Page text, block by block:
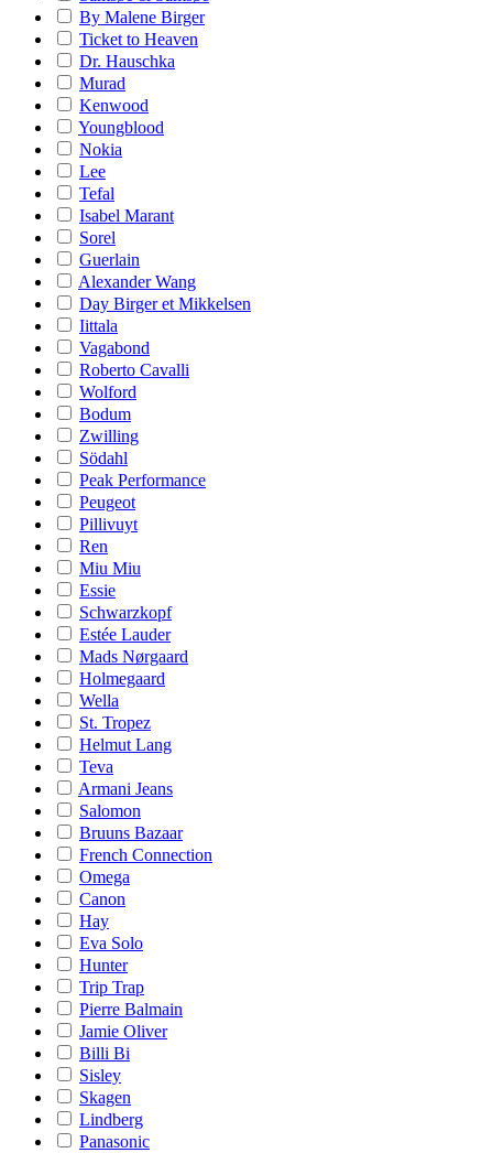
By Malene Birger
Ticket to Heaven
Dr. Hauschka
Murad
Kenwood
Youngblood
Nokia
Lee
Tefal
Isabel Marant
Sorel
Guerlain
Alexander Wang
Day Birger et Mikkelsen
Iittala
Vagabond
Roberto Cavalli
Wolford
Bodum
Zwilling
Södahl
Peak Performance
Peugeot
Pillivuyt
Ren
Miu Miu
Essie
Schwarzkopf
Estée Lauder
Mads Nørgaard
Holmegaard
Wella
St. Tropez
Helmut Lang
Teva
Armani Jeans
Salomon
Bruuns Bazaar
French Connection
Omega
Canon
Hay
Eva Solo
Hunter
Trip Trap
Pierre Balmain
Jamie Oliver
Billi Bi
Sisley
Skagen
Lindberg
Panasonic